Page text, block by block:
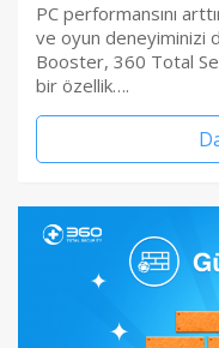
PC performansını
ve oyun deneyiminizi
Booster, 360 Total
bir özellik….